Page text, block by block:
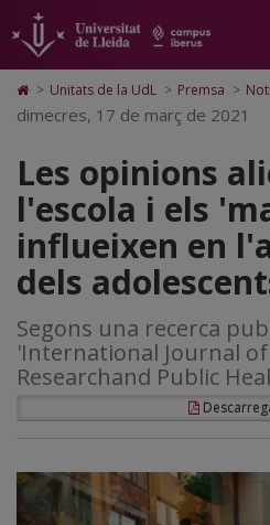
Les
opinions
alienes,
l'escola
els
'mass
media'
influeixen
en
l'autoimatge
dels
adolescents
pàgina
principal.
Universitat
Lleida
contingut
principal
Mapa
Web.
Universitat
Cerca
Accessibilitat.
Universitat
Lleida
Icono
de
Home
a
la
página
de
inicio
> Unitats de la UdL > Premsa >
dimecres, 17 de març de 2021
Les opinions
l'escola i els
influeixen en
dels
Segons una recerca
'International Journal
Researchand Public